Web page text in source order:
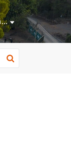
Español (España)